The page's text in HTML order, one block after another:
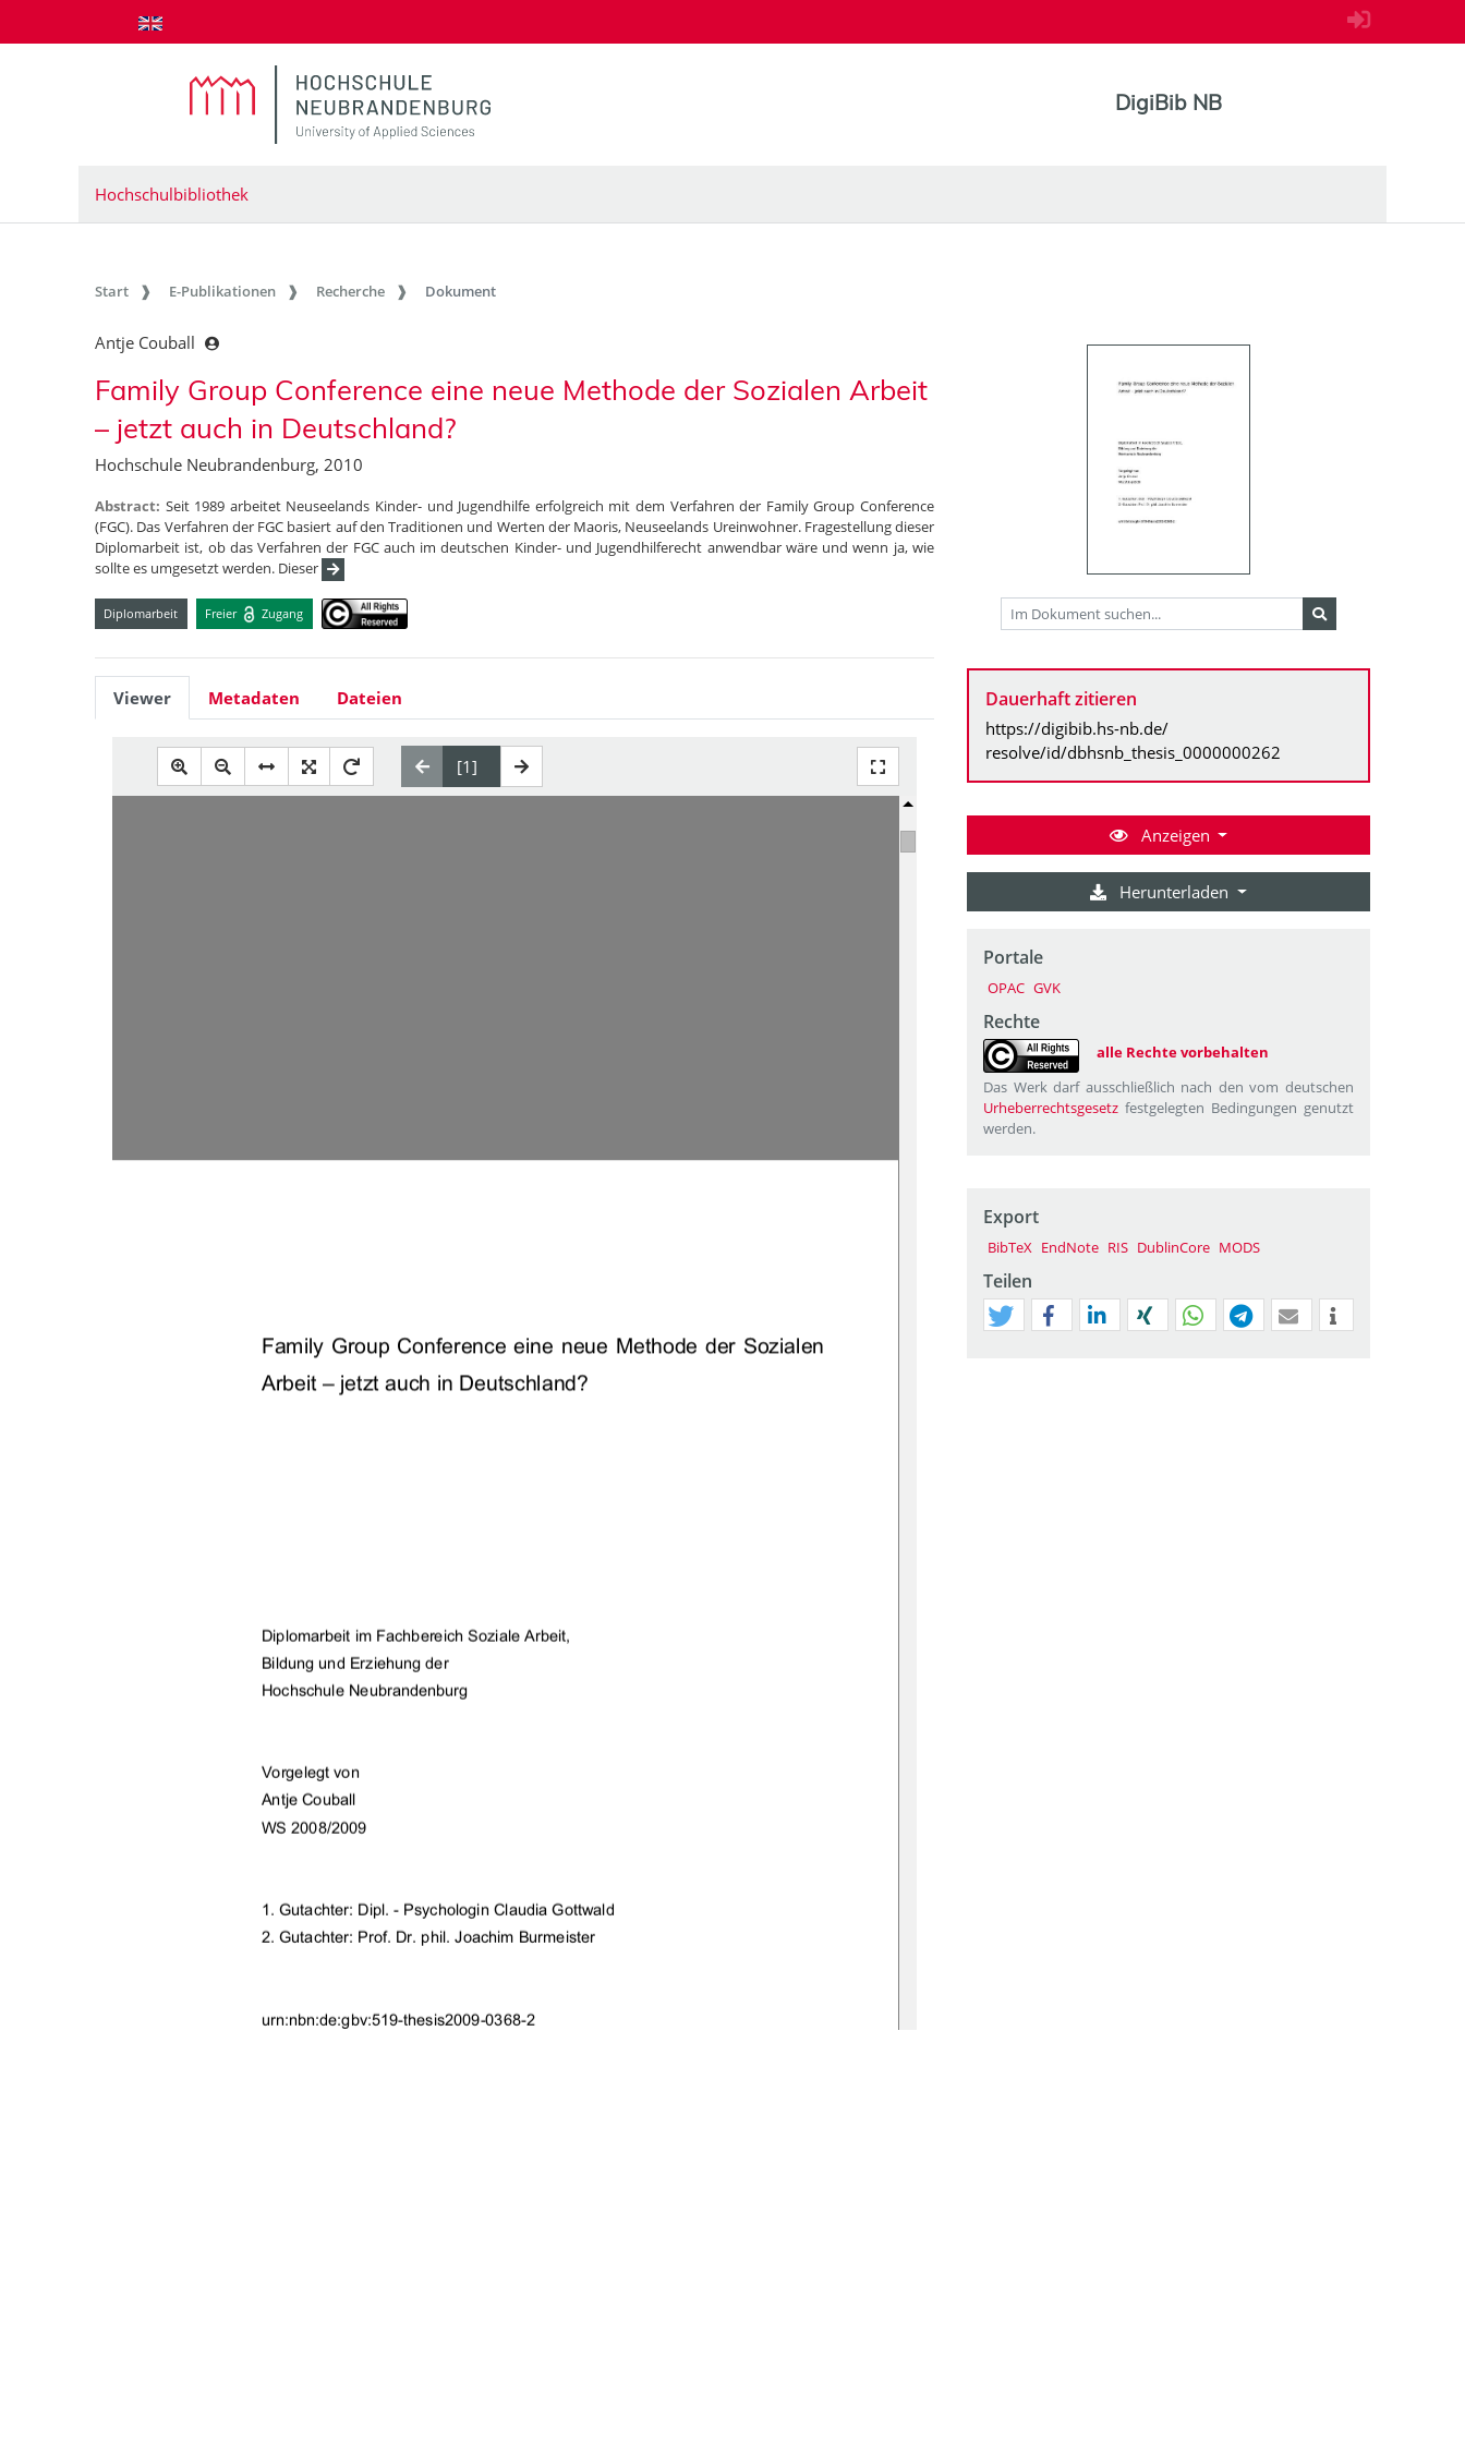
zum Inhalt springen
DigiBib NB
Hochschulbibliothek
Start E-Publikationen Recherche Dokument
Antje Couball
Family Group Conference eine neue Methode der Sozialen Arbeit
– jetzt auch in Deutschland?
Hochschule Neubrandenburg, 2010
Abstract: Seit 1989 arbeitet Neuseelands Kinder- und Jugendhilfe erfolgreich mit dem Verfahren der Family Group Conference
(FGC). Das Verfahren der FGC basiert auf den Traditionen und Werten der Maoris, Neuseelands Ureinwohner. Fragestellung dieser
Diplomarbeit ist, ob das Verfahren der FGC auch im deutschen Kinder- und Jugendhilferecht anwendbar wäre und wenn ja, wie
sollte es umgesetzt werden. Dieser
Diplomarbeit Freier Zugang
Viewer Metadaten Dateien
Family Group Conference eine neue Methode der Sozialen
Arbeit – jetzt auch in Deutschland?
Diplomarbeit im Fachbereich Soziale Arbeit,
Bildung und Erziehung der
Hochschule Neubrandenburg
Vorgelegt von
Antje Couball
WS 2008/2009
1. Gutachter: Dipl. - Psychologin Claudia Gottwald
2. Gutachter: Prof. Dr. phil. Joachim Burmeister
urn:nbn:de:gbv:519-thesis2009-0368-2
Dauerhaft zitieren
https://digibib.hs-nb.de/
resolve/id/dbhsnb_thesis_0000000262
Anzeigen
Herunterladen
Portale
OPAC GVK
Rechte
alle Rechte vorbehalten
Das Werk darf ausschließlich nach den vom deutschen
Urheberrechtsgesetz festgelegten Bedingungen genutzt
werden.
Export
BibTeX EndNote RIS DublinCore MODS
Teilen